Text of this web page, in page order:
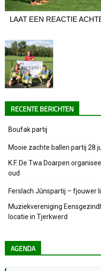
LAAT EEN REACTIE
RECENTE BERICHTEN
Boufak partij
Mooie zachte ballen partij 28
K.F. De Twa Doarpen
oud
Ferslach Jûnspartij – fjouwer
Muziekvereniging
locatie in Tjerkwerd
AGENDA